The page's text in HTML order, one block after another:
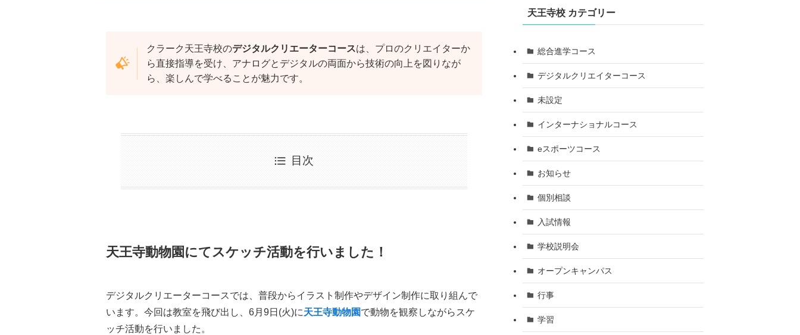
クラーク天王寺校のデジタルクリエーターコースは、プロのクリエイターか
ら直接指導を受け、アナログとデジタルの両面から技術の向上を図りなが
ら、楽しんで学べることが魅力です。
目次
天王寺動物園にてスケッチ活動を行いました ！
デジタルクリエーターコースでは、普段からイラスト制作やデザイン制作に取り組んで
います。今回は教室を飛び出し、6月9日(火)に天王寺動物園で動物を観察しながらスケ
ッチ活動を行いました。
天王寺校 カテゴリー
総合進学コース
デジタルクリエイターコース
未設定
インターナショナルコース
eスポーツコース
お知らせ
個別相談
入試情報
学校説明会
オープンキャンパス
行事
学習